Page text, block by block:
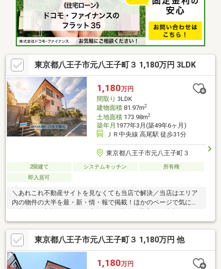
ンフロア張替・一部クロス張替・キッチン水栓交換・洗濯水栓交
換・防蟻工事・ハウスクリーニング◇周辺環境◇・セブンイレブ
ン 徒歩約4分・福田医院 徒歩約13分・元八王子郵便局 徒歩
約13分
東京都八王子市元八王子町３ 1,180万円 3LDK
1,180万円
間取り 3LDK
建物面積81.97m2
土地面積173.98m2
築年月 1977年3月(築49年6ヶ月)
ＪＲ中央線 高尾駅 徒歩31分
東京都八王子市元八王子町３
2階建て システムキッチン
所有権
即入居可
＼あれこれ不動産サイトを見なくても当店で解決／当店はエリア
内の物件の大半を最・新・情・報で掲載！ほかのページで気にな
分・・・２２時まで営業しているスーパーです。お帰りの遅い日
も安心♪◆ミニストップ元八王子２丁目店まで徒歩１９分（自転
車で１０分ほどです）◆マツモトキヨシ八王子城山手店まで徒歩
２７分◆イーアス高尾まで徒歩３５分
東京都八王子市元八王子町３ 1,180万円 他
1,180万円